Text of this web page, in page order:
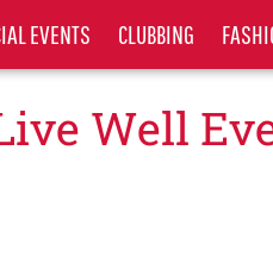
EVENTS CLUBBING
Well